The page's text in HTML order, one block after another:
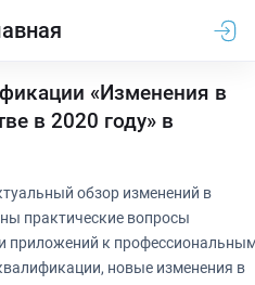
«Изменения в
в 2020 году» в
обзор изменений в
практические вопросы
приложений к
новые изменения в